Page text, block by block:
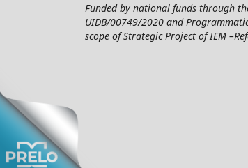
Funded by national funds through
UIDB/00749/2020 and
scope of Strategic Project of IEM